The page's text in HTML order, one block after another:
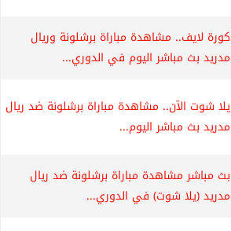
كورة لايف.. مشاهدة مباراة برشلونة وريال
مدريد بث مباشر اليوم في الدوري...
يلا شوت الآن.. مشاهدة مباراة برشلونة ضد ريال
مدريد بث مباشر اليوم...
بث مباشر مشاهدة مباراة برشلونة ضد ريال
مدريد (يلا شوت) في الدوري...